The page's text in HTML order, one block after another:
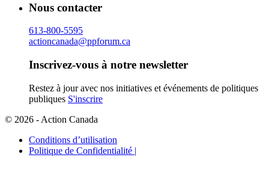
Nous contacter
613-800-5595
actioncanada@ppforum.ca
Inscrivez-vous à notre newsletter
Restez à jour avec nos initiatives et événements de politiques
publiques S'inscrire
© 2026 - Action Canada
Conditions d’utilisation
Politique de Confidentialité |